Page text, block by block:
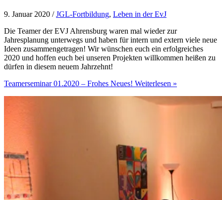
9. Januar 2020 /JGL-Fortbildung, Leben in der EvJ
Die Teamer der EVJ Ahrensburg waren mal wieder zur
Jahresplanung unterwegs und haben für intern und extern viele neue
Ideen zusammengetragen! Wir wünschen euch ein erfolgreiches
2020 und hoffen euch bei unseren Projekten willkommen heißen zu
dürfen in diesem neuem Jahrzehnt!
Teamerseminar 01.2020 – Frohes Neues! Weiterlesen »